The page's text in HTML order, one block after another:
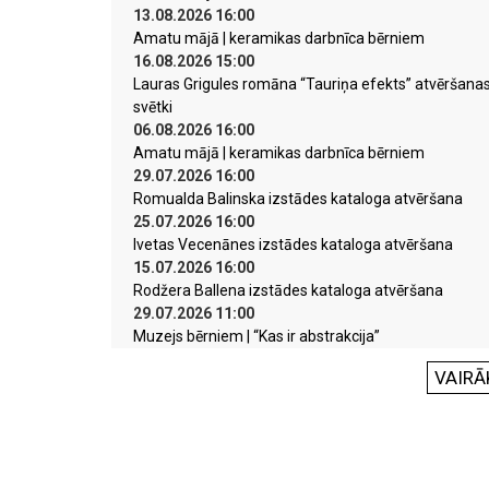
13.08.2026 16:00
Amatu mājā | keramikas darbnīca bērniem
16.08.2026 15:00
Lauras Grigules romāna “Tauriņa efekts”
svētki
06.08.2026 16:00
Amatu mājā | keramikas darbnīca bērniem
29.07.2026 16:00
Romualda Balinska izstādes kataloga atvēršana
25.07.2026 16:00
Ivetas Vecenānes izstādes kataloga atvēršana
15.07.2026 16:00
Rodžera Ballena izstādes kataloga atvēršana
29.07.2026 11:00
Muzejs bērniem | “Kas ir abstrakcija”